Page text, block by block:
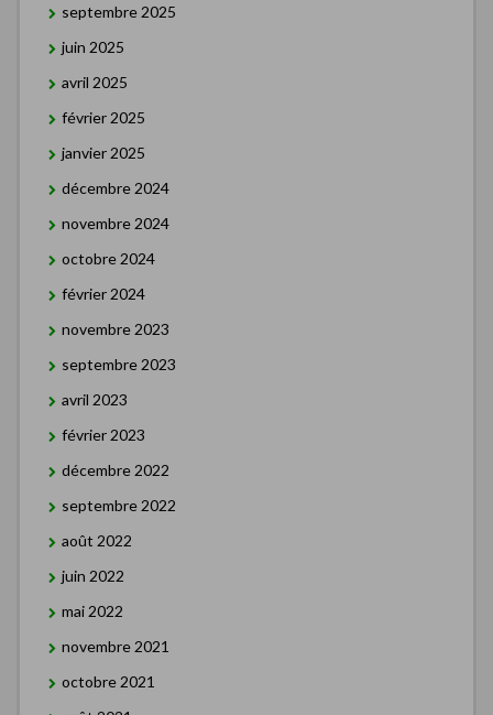
septembre 2025
juin 2025
avril 2025
février 2025
janvier 2025
décembre 2024
novembre 2024
octobre 2024
février 2024
novembre 2023
septembre 2023
avril 2023
février 2023
décembre 2022
septembre 2022
août 2022
juin 2022
mai 2022
novembre 2021
octobre 2021